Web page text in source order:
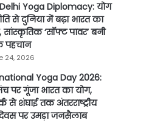
Yoga Diplomacy: योग
से दुनिया में बढ़ा भारत का
सांस्कृतिक ‘सॉफ्ट पावर’ बनी
पहचान
24, 2026
Yoga Day 2026:
पर गूंजा भारत का योग,
से शंघाई तक अंतरराष्ट्रीय
पर उमड़ा जनसैलाब